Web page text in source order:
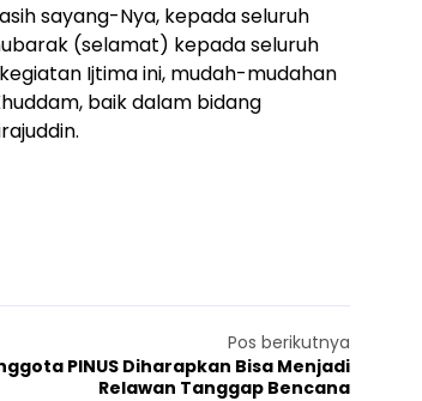
sayang-Nya, kepada seluruh
(selamat) kepada seluruh
Ijtima ini, mudah-mudahan
baik dalam bidang
Pos berikutnya
PINUS Diharapkan Bisa Menjadi
Relawan Tanggap Bencana